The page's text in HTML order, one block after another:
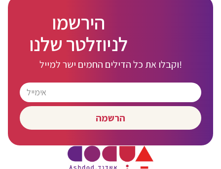
הירשמו
לניוזלטר שלנו
וקבלו את כל הדילים החמים ישר למייל!
הרשמה